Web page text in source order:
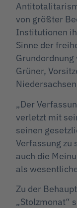
von größter
Institutionen
Sinne der
Grundordnung
Grüner,
„Der
verletzt mit
seinen
Verfassung zu
auch die
als
Zu der
„Stolzmonat“